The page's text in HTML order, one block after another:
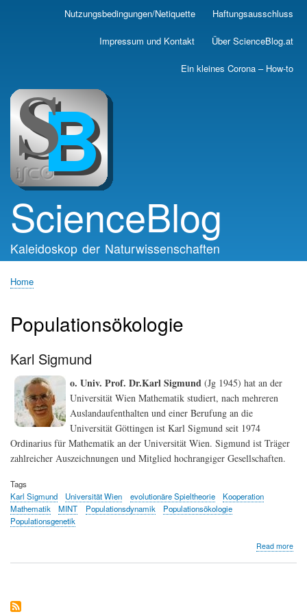
Skip
main
Nutzungsbedingungen/Netiquette Haftungsausschluss
Impressum und Kontakt Über ScienceBlog.at
Ein kleines Corona – How-to
ScienceBlog
Kaleidoskop der Naturwissenschaften
Home
Populationsökologie
Karl Sigmund
o. Univ. Prof. Dr.Karl Sigmund (Jg 1945) hat an der
Universität Wien Mathematik studiert, nach mehreren
Auslandaufenthalten und einer Berufung an die
Universität Göttingen ist Karl Sigmund seit 1974
Ordinarius für Mathematik an der Universität Wien. Sigmund ist Träger
zahlreicher Auszeichnungen und Mitglied hochrangiger Gesellschaften.
Tags
Karl Sigmund
Universität Wien evolutionäre Spieltheorie
Kooperation
Mathematik
MINT Populationsdynamik
Populationsökologie
Populationsgenetik
Read more